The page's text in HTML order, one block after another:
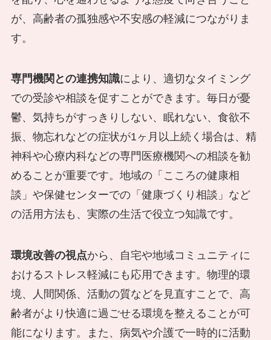
が、高齢者の孤独感や不安感の軽減につながりま
す。
専門機関との連携知識により、適切なタイミング
での受診や相談を促すことができます。毎日が憂
鬱、気持ちがすっきりしない、眠れない、食欲不
振、物忘れなどの症状が1ヶ月以上続く場合は、精
神科や心療内科などの専門医療機関への相談を勧
めることが重要です。地域の「こころの健康相
談」や保健センターでの「健康づくり相談」など
の活用方法も、実際の生活で役立つ知識です。
環境改善の視点から、自宅や地域コミュニティに
おけるストレス軽減にも応用できます。物理的環
境、人間関係、活動の質などを見直すことで、高
齢者がより快適に過ごせる環境を整えることが可
能になります。また、病気や介護で一時的に活動